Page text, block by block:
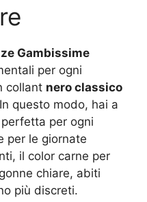
Gambissime
per ogni
collant nero classico
questo modo, hai a
per ogni
per le giornate
il color carne per
chiare, abiti
più discreti.